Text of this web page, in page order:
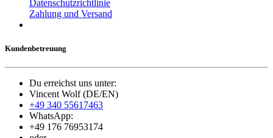
Datenschutzrichtlinie
Zahlung und Versand
Kundenbetreuung
Du erreichst uns unter:
Vincent Wolf (DE/EN)
+49 340 55617463
WhatsApp:
+49 176 76953174